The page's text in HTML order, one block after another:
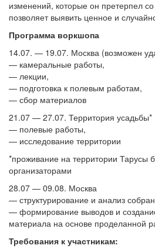
изменений, которые он претерпел
позволяет выявить ценное и
Программа воркшопа
14.07. — 19.07. Москва (возможен
— камеральные работы,
— лекции,
— подготовка к полевым работам,
— сбор материалов
21.07 — 27.07. Территория усадьбы*
— полевые работы,
— исследование территории
*проживание на территории Тарусы
организаторами
28.07 — 09.08. Москва
— структурирование и анализ
— формирование выводов и
материала на основе проделанной
Требования к участникам: